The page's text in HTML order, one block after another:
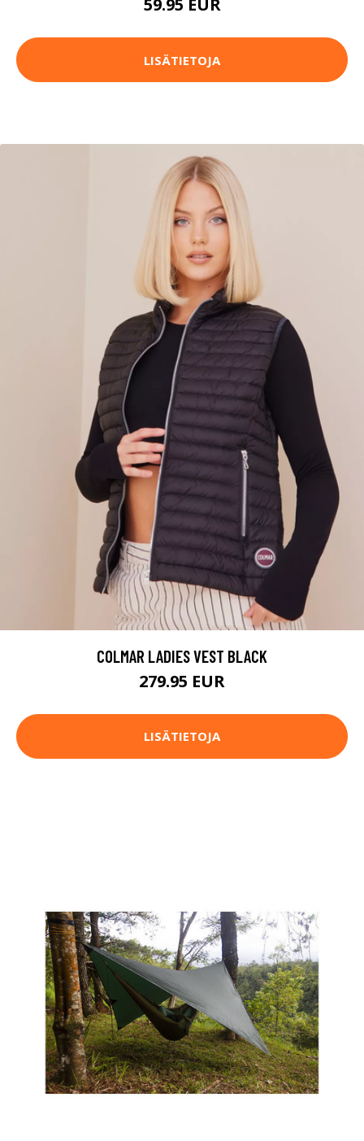
59.95 EUR
LISÄTIETOJA
COLMAR LADIES VEST BLACK
279.95 EUR
LISÄTIETOJA